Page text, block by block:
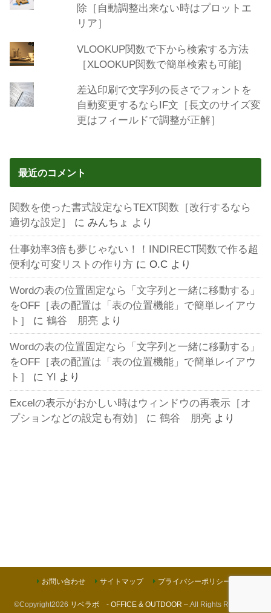
除［自動調整出来ない時はプロットエ
リア］
VLOOKUP関数で下から検索する方法
［XLOOKUP関数で簡単検索も可能]
差込印刷で文字列の長さでフォントを
自動変更するならIF文［長文のサイズ変
更はフィールドで調整が正解］
最近のコメント
関数を使った書式設定ならTEXT関数［改行するなら
適切な設定］
にみんちょ より
仕事効率3倍も夢じゃない！！INDIRECT関数で作る超
便利な可変リストの作り方 にO.C より
Wordの表の位置固定なら「文字列と一緒に移動する」
をOFF［表の配置は「表の位置機能」で簡単レイアウ
ト］
に鶴谷 朋亮 より
Wordの表の位置固定なら「文字列と一緒に移動する」
をOFF［表の配置は「表の位置機能」で簡単レイアウ
ト］
にYI より
Excelの表示がおかしい時はウィンドウの再表示［オ
プションなどの設定も有効］
に鶴谷 朋亮 より
お問い合わせ サイトマップ プライバシーポリシー
©Copyright2026 リベラボ - OFFICE & OUTDOOR – .All Rights Reserved.